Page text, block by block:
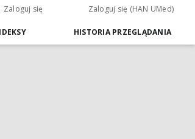
Zaloguj się Zaloguj się (HAN UMed)
HISTORIA PRZEGLĄDANIA